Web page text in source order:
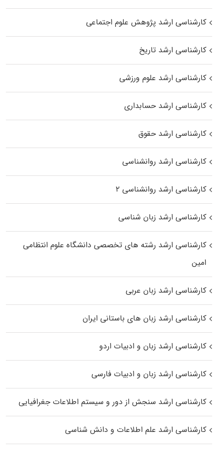
کارشناسی ارشد پژوهش علوم اجتماعی
کارشناسی ارشد تاریخ
کارشناسی ارشد علوم ورزشی
کارشناسی ارشد حسابداری
کارشناسی ارشد حقوق
کارشناسی ارشد روانشناسی
کارشناسی ارشد روانشناسی ۲
کارشناسی ارشد زبان شناسی
کارشناسی ارشد رﺷﺘﻪ ﻫﺎی تخصصی داﻧﺸﮕﺎه ﻋﻠﻮم انتظامی
اﻣﻴﻦ
کارشناسی ارشد زبان عربی
کارشناسی ارشد زبان‌ های باستانی ایران
کارشناسی ارشد زبان و ادبیات اردو
کارشناسی ارشد زبان و ادبیات فارسی
کارشناسی ارشد سنجش از دور و سیستم اطلاعات جغرافیایی
کارشناسی ارشد علم اطلاعات و دانش شناسی